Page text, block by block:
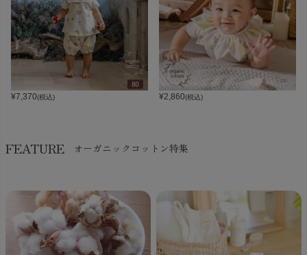
¥7,370(税込) ¥2,860(税込)
FEATURE オーガニックコットン特集